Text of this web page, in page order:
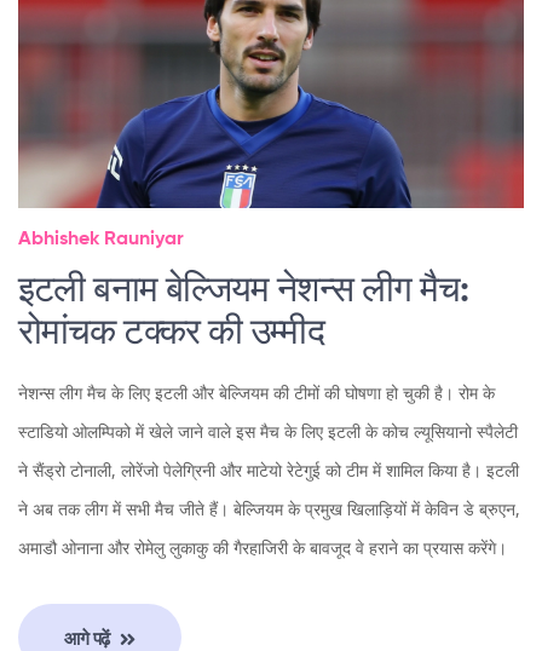
Abhishek Rauniyar
इटली बनाम बेल्जियम नेशन्स लीग मैच:
रोमांचक टक्कर की उम्मीद
नेशन्स लीग मैच के लिए इटली और बेल्जियम की टीमों की घोषणा हो चुकी है। रोम के
स्टाडियो ओलम्पिको में खेले जाने वाले इस मैच के लिए इटली के कोच ल्यूसियानो स्पैलेटी
ने सैंड्रो टोनाली, लोरेंजो पेलेग्रिनी और माटेयो रेटेगुई को टीम में शामिल किया है। इटली
ने अब तक लीग में सभी मैच जीते हैं। बेल्जियम के प्रमुख खिलाड़ियों में केविन डे ब्रुएन,
अमाडौ ओनाना और रोमेलु लुकाकु की गैरहाजिरी के बावजूद वे हराने का प्रयास करेंगे।
आगे पढ़ें